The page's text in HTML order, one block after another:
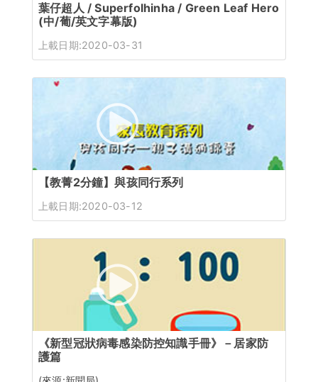
葉仔超人 / Superfolhinha / Green Leaf Hero
(中/葡/英文字幕版)
上載日期:2020-03-31
【教菁2分鐘】與孩同行系列
上載日期:2020-03-12
《新型冠狀病毒感染防控知識手冊》－居家防
護篇